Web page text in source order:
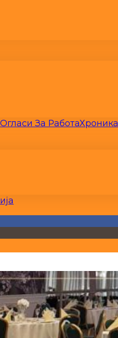
Огласи За РаботаХроника